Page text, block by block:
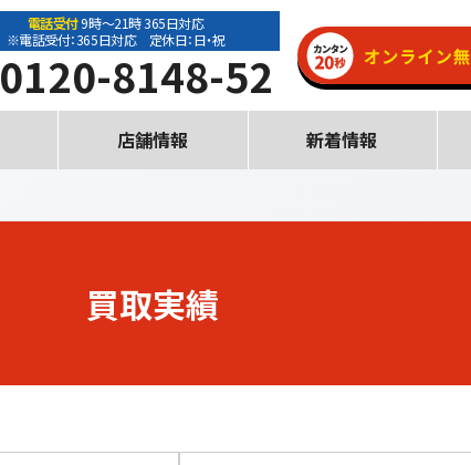
電話受付9時～21時 365日対応
※電話受付：365日対応 定休日：日・祝
0120-8148-52
店舗情報 新着情報
買取実績